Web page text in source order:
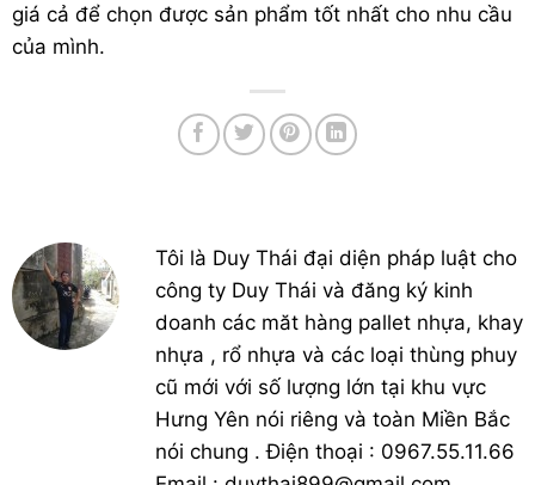
giá cả để chọn được sản phẩm tốt nhất cho nhu cầu
của mình.
Tôi là Duy Thái đại diện pháp luật cho
công ty Duy Thái và đăng ký kinh
doanh các măt hàng pallet nhựa, khay
nhựa , rổ nhựa và các loại thùng phuy
cũ mới với số lượng lớn tại khu vực
Hưng Yên nói riêng và toàn Miền Bắc
nói chung . Điện thoại : 0967.55.11.66